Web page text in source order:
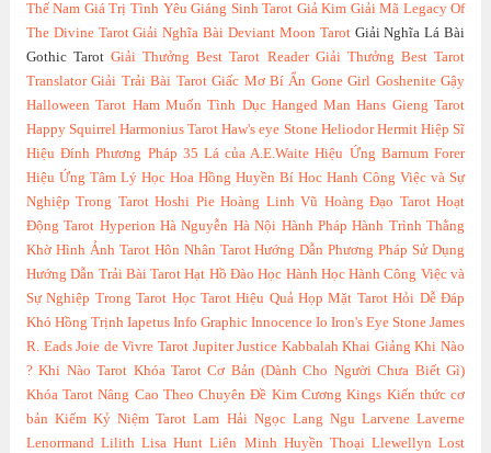
Thế Nam Giá Trị Tình Yêu Giáng Sinh Tarot Giả Kim Giải Mã Legacy Of
The Divine Tarot Giải Nghĩa Bài Deviant Moon Tarot Giải Nghĩa Lá Bài
Gothic Tarot Giải Thưởng Best Tarot Reader Giải Thưởng Best Tarot
Translator Giải Trải Bài Tarot Giấc Mơ Bí Ẩn Gone Girl Goshenite Gậy
Halloween Tarot Ham Muốn Tình Dục Hanged Man Hans Gieng Tarot
Happy Squirrel Harmonius Tarot Haw's eye Stone Heliodor Hermit Hiệp Sĩ
Hiệu Đính Phương Pháp 35 Lá của A.E.Waite Hiệu Ứng Barnum Forer
Hiệu Ứng Tâm Lý Học Hoa Hồng Huyền Bí Hoc Hanh Công Việc và Sự
Nghiệp Trong Tarot Hoshi Pie Hoàng Linh Vũ Hoàng Đạo Tarot Hoạt
Động Tarot Hyperion Hà Nguyễn Hà Nội Hành Pháp Hành Trình Thằng
Khờ Hình Ảnh Tarot Hôn Nhân Tarot Hướng Dẫn Phương Pháp Sử Dụng
Hướng Dẫn Trải Bài Tarot Hạt Hồ Đào Học Hành Học Hành Công Việc và
Sự Nghiệp Trong Tarot Học Tarot Hiệu Quả Họp Mặt Tarot Hỏi Dễ Đáp
Khó Hồng Trịnh Iapetus Info Graphic Innocence Io Iron's Eye Stone James
R. Eads Joie de Vivre Tarot Jupiter Justice Kabbalah Khai Giảng Khi Nào
? Khi Nào Tarot Khóa Tarot Cơ Bản (Dành Cho Người Chưa Biết Gì)
Khóa Tarot Nâng Cao Theo Chuyên Đề Kim Cương Kings Kiến thức cơ
bản Kiếm Kỷ Niệm Tarot Lam Hải Ngọc Lang Ngu Larvene Laverne
Lenormand Lilith Lisa Hunt Liên Minh Huyền Thoại Llewellyn Lost